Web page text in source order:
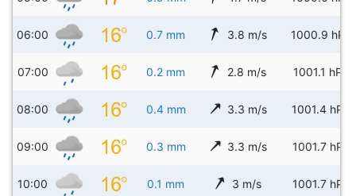
06:00 0.7 mm 3.8 m/s 1000.9 hPa
07:00 0.2 mm 2.8 m/s 1001.1 hPa
08:00 0.4 mm 3.3 m/s 1001.4 hPa
09:00 0.3 mm 3.3 m/s 1001.7 hPa
10:00 0.1 mm 3 m/s 1001.7 hPa